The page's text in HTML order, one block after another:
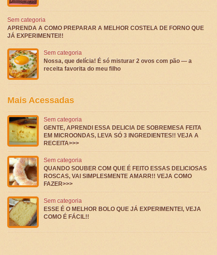
Sem categoria
APRENDA A COMO PREPARAR A MELHOR COSTELA DE FORNO QUE
JÁ EXPERIMENTEI!!
Sem categoria
Nossa, que delícia! É só misturar 2 ovos com pão — a
receita favorita do meu filho
Mais Acessadas
Sem categoria
GENTE, APRENDI ESSA DELICIA DE SOBREMESA FEITA
EM MICROONDAS, LEVA SÓ 3 INGREDIENTES!! VEJA A
RECEITA>>>
Sem categoria
QUANDO SOUBER COM QUE É FEITO ESSAS DELICIOSAS
ROSCAS, VAI SIMPLESMENTE AMARR!! VEJA COMO
FAZER>>>
Sem categoria
ESSE É O MELHOR BOLO QUE JÁ EXPERIMENTEI, VEJA
COMO É FÁCIL!!